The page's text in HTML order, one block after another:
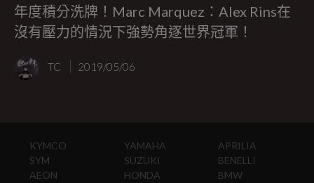
年度積分洗牌！Marc Marquez：Alex Rins在
沒有壓力的情況下強勢角逐世界冠軍！
TC 2019/05/06
KYMCO
SYM
AEON
YAMAHA
SUZUKI
HONDA
APRILIA
BENELLI
BMW